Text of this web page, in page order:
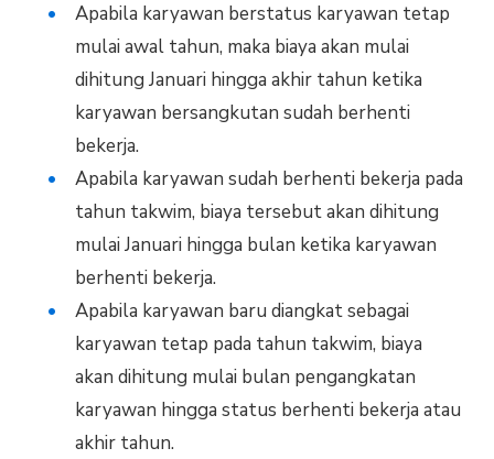
Apabila karyawan berstatus karyawan tetap
mulai awal tahun, maka biaya akan mulai
dihitung Januari hingga akhir tahun ketika
karyawan bersangkutan sudah berhenti
bekerja.
Apabila karyawan sudah berhenti bekerja pada
tahun takwim, biaya tersebut akan dihitung
mulai Januari hingga bulan ketika karyawan
berhenti bekerja.
Apabila karyawan baru diangkat sebagai
karyawan tetap pada tahun takwim, biaya
akan dihitung mulai bulan pengangkatan
karyawan hingga status berhenti bekerja atau
akhir tahun.